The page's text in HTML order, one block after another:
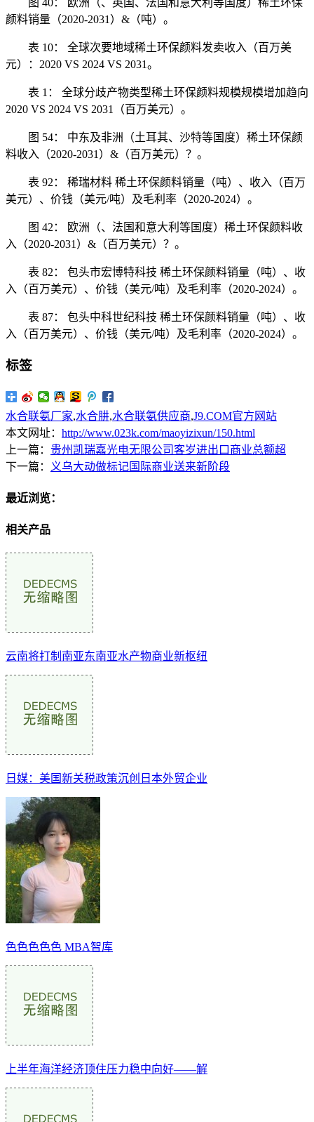
图 40： 欧洲（、英国、法国和意大利等国度）稀土环保
颜料销量（2020-2031）&（吨）。
表 10： 全球次要地域稀土环保颜料发卖收入（百万美
元）：2020 VS 2024 VS 2031。
表 1： 全球分歧产物类型稀土环保颜料规模规模增加趋向
2020 VS 2024 VS 2031（百万美元）。
图 54： 中东及非洲（土耳其、沙特等国度）稀土环保颜
料收入（2020-2031）&（百万美元）？。
表 92： 稀瑞材料 稀土环保颜料销量（吨）、收入（百万
美元）、价钱（美元/吨）及毛利率（2020-2024）。
图 42： 欧洲（、法国和意大利等国度）稀土环保颜料收
入（2020-2031）&（百万美元）？。
表 82： 包头市宏博特科技 稀土环保颜料销量（吨）、收
入（百万美元）、价钱（美元/吨）及毛利率（2020-2024）。
表 87： 包头中科世纪科技 稀土环保颜料销量（吨）、收
入（百万美元）、价钱（美元/吨）及毛利率（2020-2024）。
标签
水合联氨厂家,水合肼,水合联氨供应商,J9.COM官方网站
本文网址： http://www.023k.com/maoyizixun/150.html
上一篇： 贵州凯瑞嘉光电无限公司客岁进出口商业总额超
下一篇：
义乌大动做标记国际商业送来新阶段
最近浏览：
相关产品
云南将打制南亚东南亚水产物商业新枢纽
日媒：美国新关税政策沉创日本外贸企业
色色色色色 MBA智库
上半年海洋经济顶住压力稳中向好——解